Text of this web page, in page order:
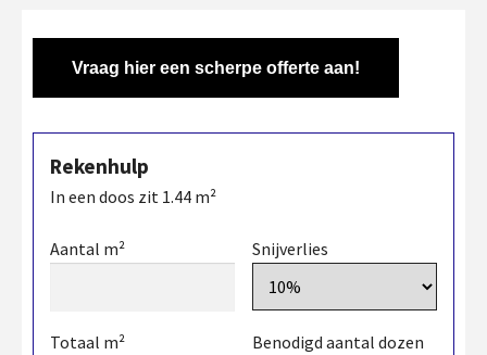
Vraag hier een scherpe offerte aan!
Rekenhulp
In een doos zit 1.44 m²
Aantal m² Snijverlies
Totaal m² Benodigd aantal dozen